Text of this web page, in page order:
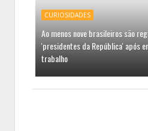
CURIOSIDADES
Ao menos nove brasileiros são
'presidentes da República' após
trabalho